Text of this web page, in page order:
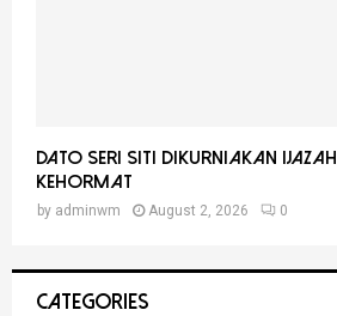
Dato Seri Siti Dikurniakan
Kehormat
by adminwm August 2, 2026 0
CATEGORIES